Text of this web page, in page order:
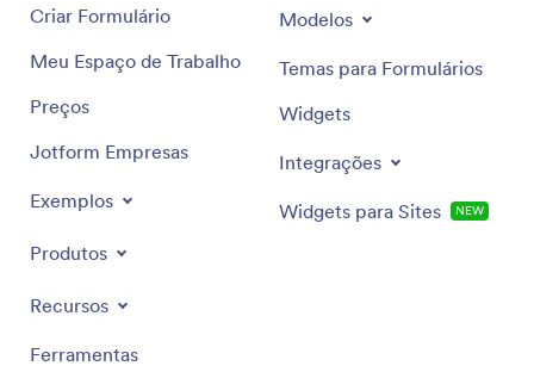
Criar Formulário
Meu Espaço de Trabalho
Preços
Jotform Empresas
Exemplos
Produtos
Recursos
Ferramentas
Modelos
Temas para Formulários
Widgets
Integrações
Widgets para Sites NEW